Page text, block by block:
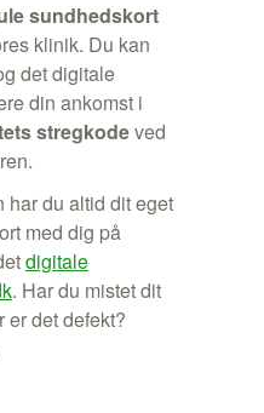
sundhedskort
klinik. Du kan
det digitale
din ankomst i
stregkodeved
har du altid dit eget
med dig på
digitale
. Har du mistet dit
er det defekt?